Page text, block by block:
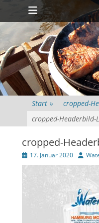
Primäres
Zum
Inhalt
springen
Start » cropped-
cropped-Headerbild-
cropped-
Veröffentlicht
am
17. Januar 2020 Autor